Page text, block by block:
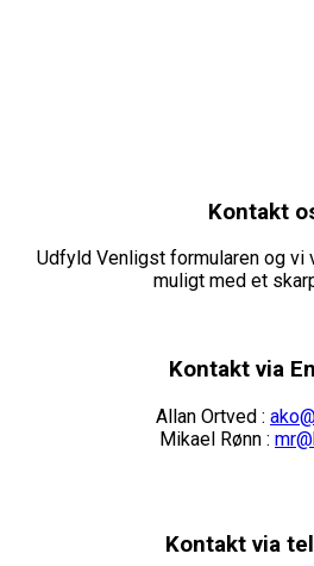
Kontakt
Udfyld Venligst formularen og vi
muligt med et
Kontakt via
Allan Ortved :
Mikael Rønn :
Kontakt via